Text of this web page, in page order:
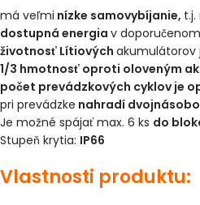
má veľmi nízke samovybíjanie,
dostupná energia v
životnosť Lítiových akumulátorov
1/3 hmotnosť oproti oloveným
počet prevádzkových cyklov je
pri prevádzke nahradí
Je možné spájať max. 6 ks do
Stupeň krytia: IP66
Vlastnosti produktu: